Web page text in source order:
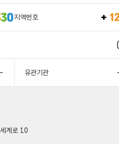
지역번호
유관기관
계로 10